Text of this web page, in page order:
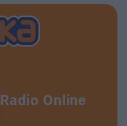
Radio Online